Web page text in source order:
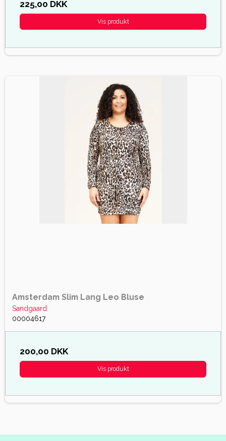
225,00 DKK
Vis produkt
Amsterdam Slim Lang Leo Bluse
Sandgaard
00004617
200,00 DKK
Vis produkt